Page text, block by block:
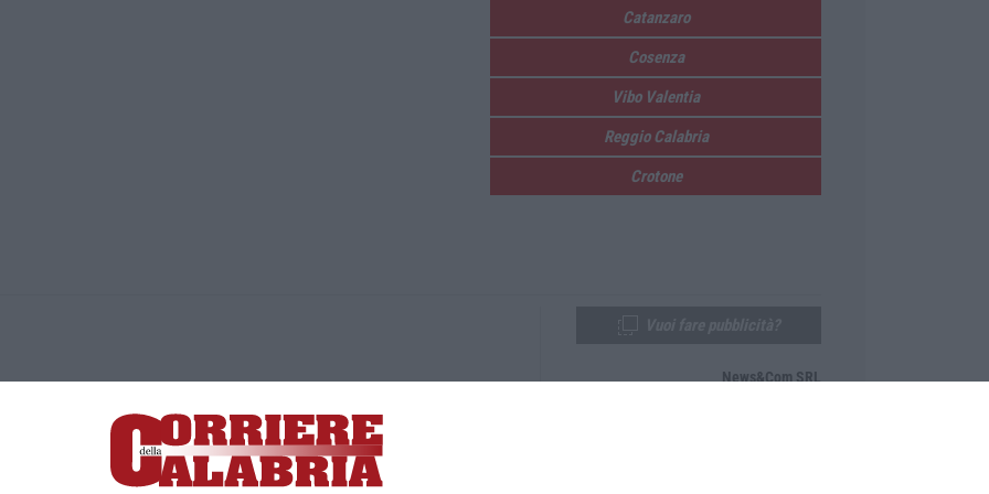
Catanzaro
Cosenza
Vibo Valentia
Reggio Calabria
Crotone
Lamezia Terme (CZ)
responsabile Paola Militano |Privacy
News&Com SRL